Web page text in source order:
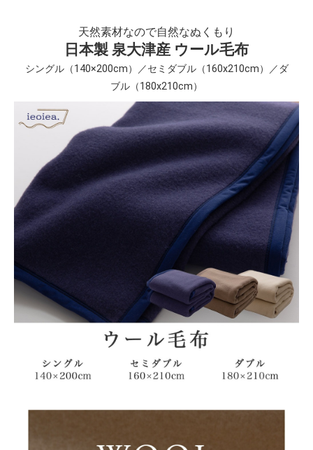
天然素材なので自然なぬくもり
日本製 泉大津産 ウール毛布
シングル（140×200cm）／セミダブル（160x210cm）／ダ
ブル（180x210cm）